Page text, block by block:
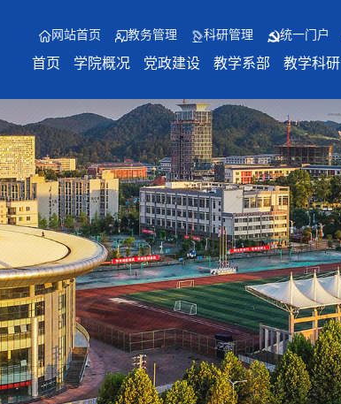
网站首页 教务管理 科研管理 统一门户
首页 学院概况 党政建设 教学系部 教学科研